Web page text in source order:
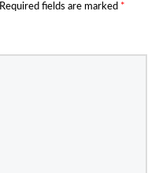
Required fields are marked *